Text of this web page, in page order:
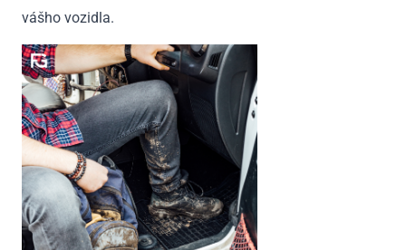
vášho vozidla.